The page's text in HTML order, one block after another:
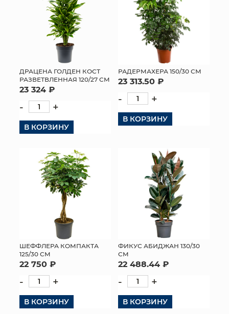
ДРАЦЕНА ГОЛДЕН КОСТ
РАЗВЕТВЛЕННАЯ 120/27 СМ
23 324 ₽
- +
В КОРЗИНУ
РАДЕРМАХЕРА 150/30 СМ
23 313.50 ₽
- +
В КОРЗИНУ
ШЕФФЛЕРА КОМПАКТА
125/30 СМ
22 750 ₽
- +
В КОРЗИНУ
ФИКУС АБИДЖАН 130/30
СМ
22 488.44 ₽
- +
В КОРЗИНУ